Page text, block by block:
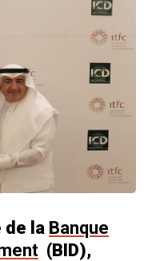
de la Banque
(BID),